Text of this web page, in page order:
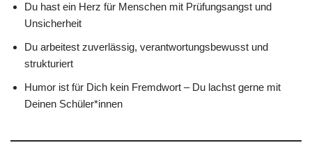
Du hast ein Herz für Menschen mit Prüfungsangst und
Unsicherheit
Du arbeitest zuverlässig, verantwortungsbewusst und
strukturiert
Humor ist für Dich kein Fremdwort – Du lachst gerne mit
Deinen Schüler*innen